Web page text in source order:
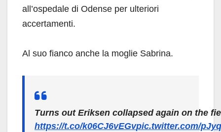
all’ospedale di Odense per ulteriori
accertamenti.
Al suo fianco anche la moglie Sabrina.
Turns out Eriksen collapsed again on the
https://t.co/k06CJ6vEGvpic.twitter.com/